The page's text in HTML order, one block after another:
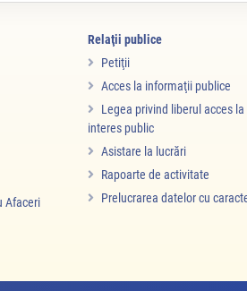
Afaceri
Relaţii publice
Petiţii
Acces la informaţii publice
Legea privind liberul acces
interes public
Asistare la lucrări
Rapoarte de activitate
Prelucrarea datelor cu